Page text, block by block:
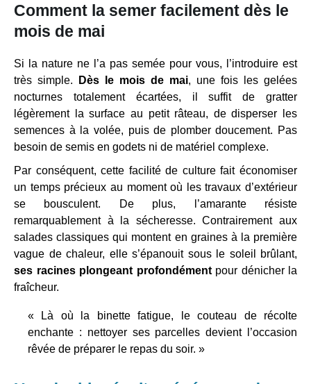
Comment la semer facilement dès le
mois de mai
Si la nature ne l’a pas semée pour vous, l’introduire est
très simple.
Dès le mois de mai, une fois les gelées
nocturnes totalement écartées, il suffit de gratter
légèrement la surface au petit râteau, de disperser les
semences à la volée, puis de plomber doucement. Pas
besoin de semis en godets ni de matériel complexe.
Par conséquent, cette facilité de culture fait économiser
un temps précieux au moment où les travaux d’extérieur
se bousculent. De plus, l’amarante résiste
remarquablement à la sécheresse. Contrairement aux
salades classiques qui montent en graines à la première
vague de chaleur, elle s’épanouit sous le soleil brûlant,
ses racines plongeant profondémentpour dénicher la
fraîcheur.
« Là où la binette fatigue, le couteau de récolte
enchante : nettoyer ses parcelles devient l’occasion
rêvée de préparer le repas du soir. »